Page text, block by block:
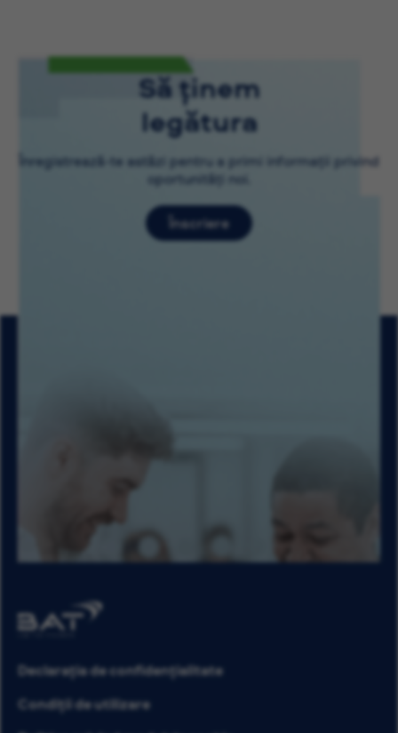
Să ținem
legătura
Înregistrează-te astăzi pentru a primi informații privind
oportunități noi.
Înscriere
Declarația de confidențialitate
Condiții de utilizare